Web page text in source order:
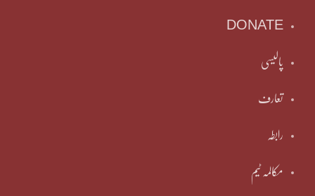
DONATE
پالیسی
تعارف
رابطہ
مکالمہ ٹیم